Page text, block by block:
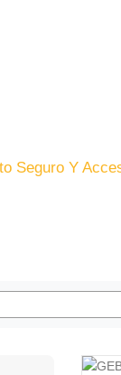
Seguro Y